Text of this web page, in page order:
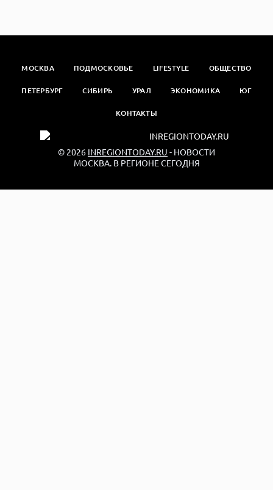
МОСКВА ПОДМОСКОВЬЕ LIFESTYLE ОБЩЕСТВО
ПЕТЕРБУРГ СИБИРЬ УРАЛ ЭКОНОМИКА ЮГ
КОНТАКТЫ
© 2026 INREGIONTODAY.RU - НОВОСТИ
МОСКВА. В РЕГИОНЕ СЕГОДНЯ